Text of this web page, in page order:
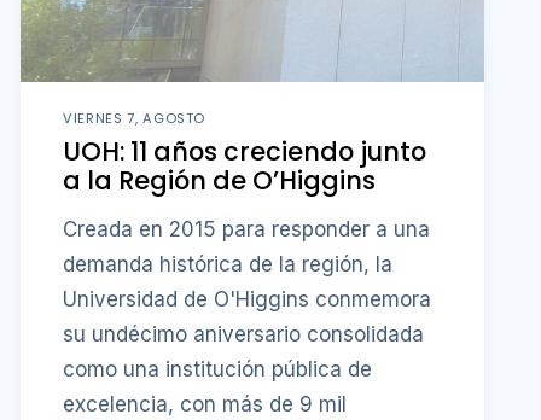
VIERNES 7, AGOSTO
UOH: 11 años creciendo junto
a la Región de O’Higgins
Creada en 2015 para responder a una
demanda histórica de la región, la
Universidad de O'Higgins conmemora
su undécimo aniversario consolidada
como una institución pública de
excelencia, con más de 9 mil